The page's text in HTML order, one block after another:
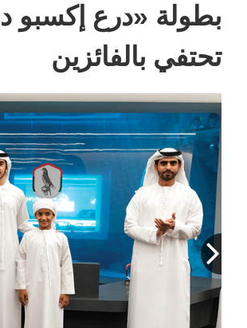
بطولة «درع إكسبو
تحتفي بالفائزين